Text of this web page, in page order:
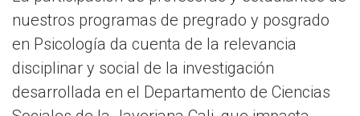
nuestros programas de pregrado y posgrado
en Psicología da cuenta de la relevancia
disciplinar y social de la investigación
desarrollada en el Departamento de Ciencias